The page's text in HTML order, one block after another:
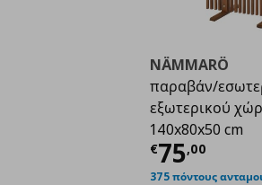
NÄMMARÖ
παραβάν/
εξωτερικού
140x80x50 cm
€75,00
375 πόντους